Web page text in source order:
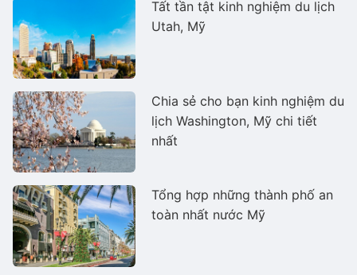
Tất tần tật kinh nghiệm du lịch
Utah, Mỹ
Chia sẻ cho bạn kinh nghiệm du
lịch Washington, Mỹ chi tiết
nhất
Tổng hợp những thành phố an
toàn nhất nước Mỹ